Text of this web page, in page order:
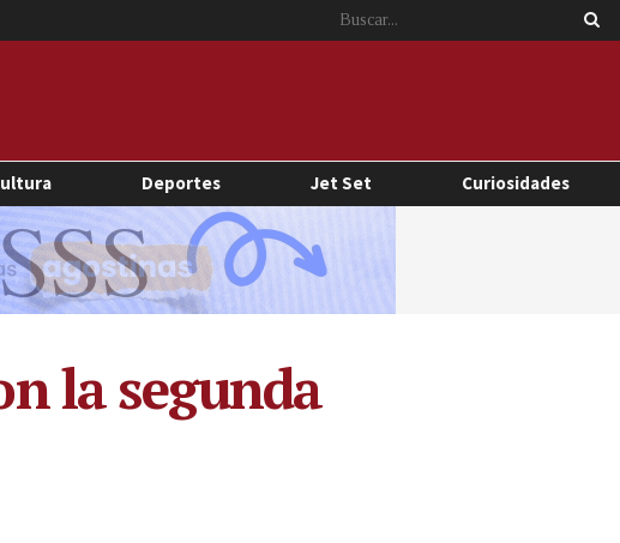
Deportes Jet Set Curiosidades
la segunda